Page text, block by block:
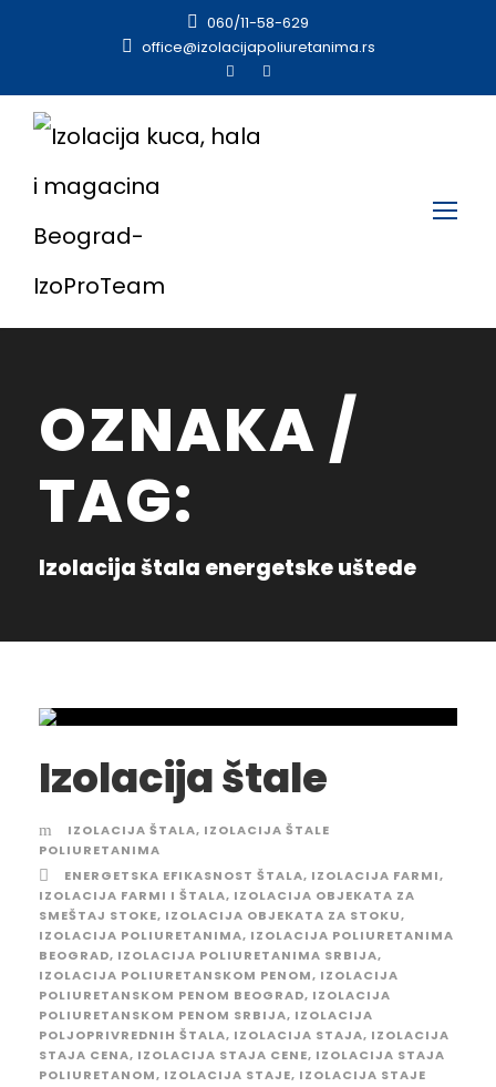
060/11-58-629
office@izolacijapoliuretanima.rs
OZNAKA /
TAG:
Izolacija štala energetske uštede
Izolacija štale
IZOLACIJA ŠTALA, IZOLACIJA ŠTALE
POLIURETANIMA
ENERGETSKA EFIKASNOST ŠTALA, IZOLACIJA FARMI,
IZOLACIJA FARMI I ŠTALA, IZOLACIJA OBJEKATA ZA
SMEŠTAJ STOKE, IZOLACIJA OBJEKATA ZA STOKU,
IZOLACIJA POLIURETANIMA, IZOLACIJA POLIURETANIMA
BEOGRAD, IZOLACIJA POLIURETANIMA SRBIJA,
IZOLACIJA POLIURETANSKOM PENOM, IZOLACIJA
POLIURETANSKOM PENOM BEOGRAD, IZOLACIJA
POLIURETANSKOM PENOM SRBIJA, IZOLACIJA
POLJOPRIVREDNIH ŠTALA, IZOLACIJA STAJA, IZOLACIJA
STAJA CENA, IZOLACIJA STAJA CENE, IZOLACIJA STAJA
POLIURETANOM, IZOLACIJA STAJE, IZOLACIJA STAJE